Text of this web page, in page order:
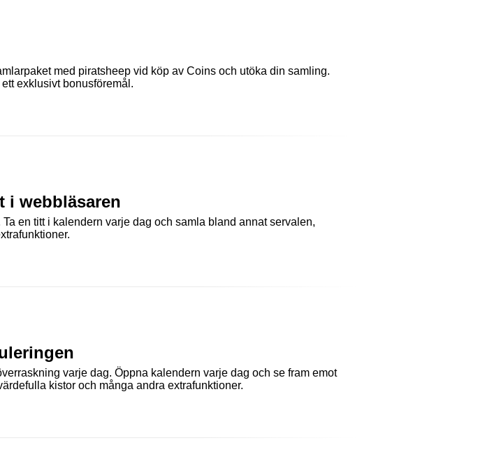
med piratsheep vid köp av Coins och utöka din samling.
exklusivt bonusföremål.
i webbläsaren
en titt i kalendern varje dag och samla bland annat servalen,
varje dag. Öppna kalendern varje dag och se fram emot
kistor och många andra extrafunktioner.